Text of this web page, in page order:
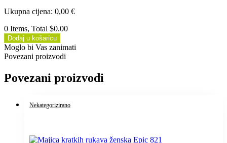
Ukupna cijena: 0,00 €
0 Items, Total $0.00
Dodaj u košaricu
Moglo bi Vas zanimati
Povezani proizvodi
Povezani proizvodi
Nekategorizirano